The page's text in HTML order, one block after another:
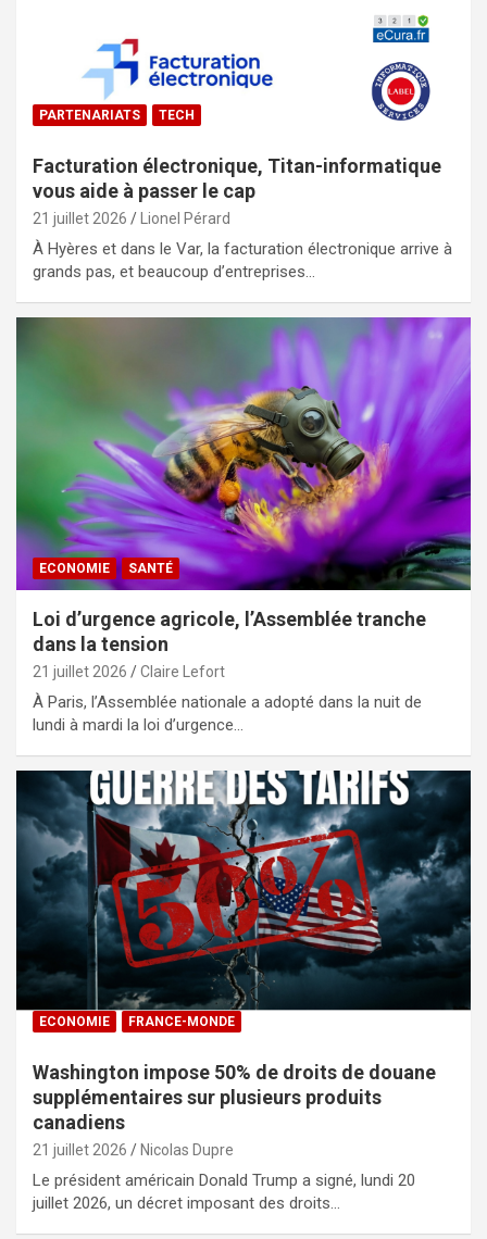
PARTENARIATS TECH
Facturation électronique, Titan-informatique
vous aide à passer le cap
21 juillet 2026 Lionel Pérard
À Hyères et dans le Var, la facturation électronique arrive à
grands pas, et beaucoup d’entreprises…
ECONOMIE SANTÉ
Loi d’urgence agricole, l’Assemblée tranche
dans la tension
21 juillet 2026 Claire Lefort
À Paris, l’Assemblée nationale a adopté dans la nuit de
lundi à mardi la loi d’urgence…
ECONOMIE FRANCE-MONDE
Washington impose 50% de droits de douane
supplémentaires sur plusieurs produits
canadiens
21 juillet 2026 Nicolas Dupre
Le président américain Donald Trump a signé, lundi 20
juillet 2026, un décret imposant des droits…